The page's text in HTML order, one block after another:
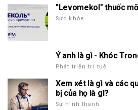
"Levomekol" thuốc
Sức khỏe
Ý anh là gì - Khóc
Phát triển trí tuệ
Xem xét là gì và các
bị của họ là gì?
Sự hình thành